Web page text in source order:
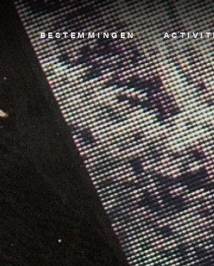
BESTEMMINGEN
Image